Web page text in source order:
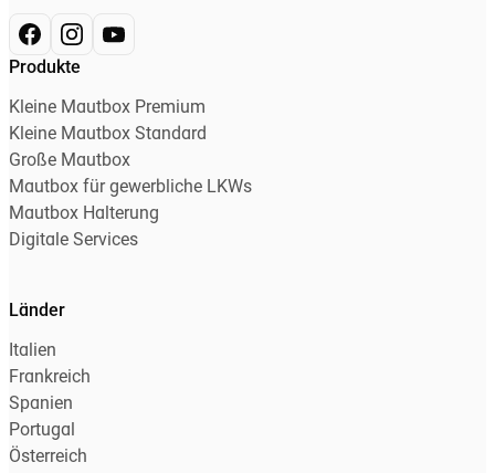
Produkte
Kleine Mautbox Premium
Kleine Mautbox Standard
Große Mautbox
Mautbox für gewerbliche LKWs
Mautbox Halterung
Digitale Services
Länder
Italien
Frankreich
Spanien
Portugal
Österreich